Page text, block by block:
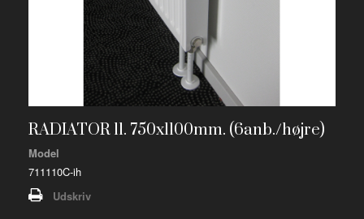
RADIATOR 11. 750x1100mm. (6anb./højre)
Model
711110C-ih
Udskriv